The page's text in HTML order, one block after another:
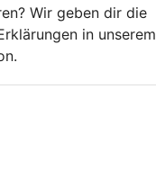
Wir geben dir die
in unserem